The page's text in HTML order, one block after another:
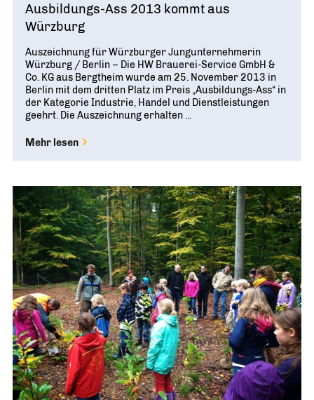
Ausbildungs-Ass 2013 kommt aus
Würzburg
Auszeichnung für Würzburger Jungunternehmerin
Würzburg / Berlin – Die HW Brauerei-Service GmbH &
Co. KG aus Bergtheim wurde am 25. November 2013 in
Berlin mit dem dritten Platz im Preis „Ausbildungs-Ass“ in
der Kategorie Industrie, Handel und Dienstleistungen
geehrt. Die Auszeichnung erhalten ...
Mehr lesen